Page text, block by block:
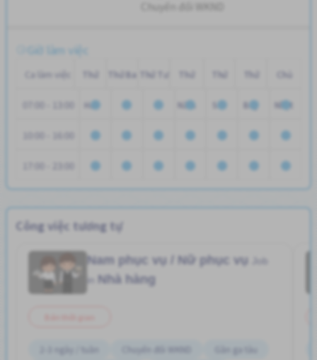
Giờ làm việc
Ca làm việc Thứ
Hai
Thứ Ba Thứ Tư Thứ
Năm
Thứ
Sáu
Thứ
Bảy
Chủ
Nhật
Công việc tương tự
Nam phục vụ / Nữ phục vụ
Nhà hàng
2-3 ngày / tuần Chuyển đổi WKND
Gần ga tàu